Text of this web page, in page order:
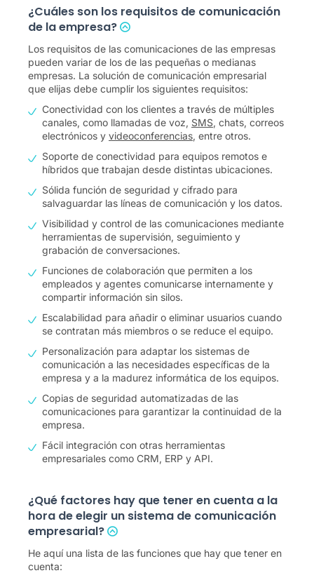
¿Cuáles son los requisitos de comunicación
de la empresa?
Los requisitos de las comunicaciones de las empresas
pueden variar de los de las pequeñas o medianas
empresas. La solución de comunicación empresarial
que elijas debe cumplir los siguientes requisitos:
Conectividad con los clientes a través de múltiples
canales, como llamadas de voz, SMS, chats, correos
electrónicos y videoconferencias, entre otros.
Soporte de conectividad para equipos remotos e
híbridos que trabajan desde distintas ubicaciones.
Sólida función de seguridad y cifrado para
salvaguardar las líneas de comunicación y los datos.
Visibilidad y control de las comunicaciones mediante
herramientas de supervisión, seguimiento y
grabación de conversaciones.
Funciones de colaboración que permiten a los
empleados y agentes comunicarse internamente y
compartir información sin silos.
Escalabilidad para añadir o eliminar usuarios cuando
se contratan más miembros o se reduce el equipo.
Personalización para adaptar los sistemas de
comunicación a las necesidades específicas de la
empresa y a la madurez informática de los equipos.
Copias de seguridad automatizadas de las
comunicaciones para garantizar la continuidad de la
empresa.
Fácil integración con otras herramientas
empresariales como CRM, ERP y API.
¿Qué factores hay que tener en cuenta a la
hora de elegir un sistema de comunicación
empresarial?
He aquí una lista de las funciones que hay que tener en
cuenta: